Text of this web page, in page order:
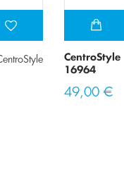
CentroStyle
16964
49,00 €